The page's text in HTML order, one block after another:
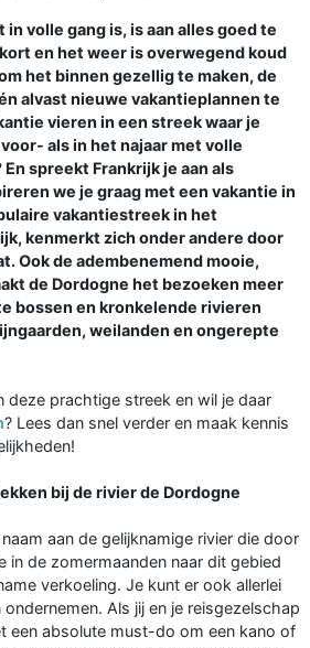
in volle gang is, is aan alles goed te
en het weer is overwegend koud
het binnen gezellig te maken, de
alvast nieuwe vakantieplannen te
vieren in een streek waar je
als in het najaar met volle
spreekt Frankrijk je aan als
we je graag met een vakantie in
vakantiestreek in het
kenmerkt zich onder andere door
Ook de adembenemend mooie,
de Dordogne het bezoeken meer
bossen en kronkelende rivieren
weilanden en ongerepte
deze prachtige streek en wil je daar
? Lees dan snel verder en maak kennis
bij de rivier de Dordogne
aan de gelijknamige rivier die door
in de zomermaanden naar dit gebied
verkoeling. Je kunt er ook allerlei
Als jij en je reisgezelschap
een absolute must-do om een kano of